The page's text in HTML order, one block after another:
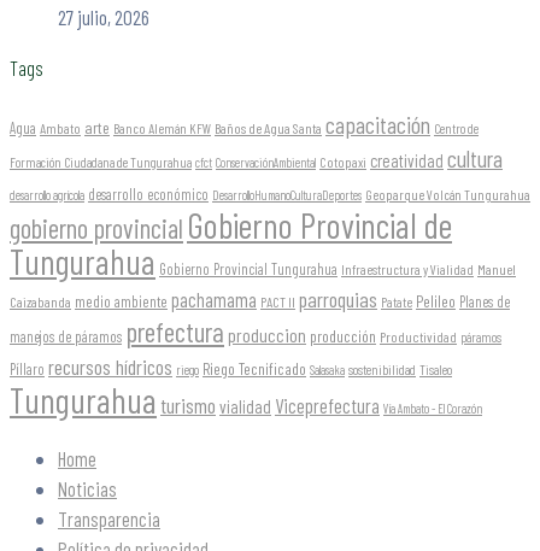
27 julio, 2026
Tags
Agua Ambato arte Banco Alemán KFW Baños de Agua Santa capacitación Centro de
Formación Ciudadana de Tungurahua cfct ConservaciónAmbiental Cotopaxi creatividad cultura
desarrollo agrícola desarrollo económico DesarrolloHumanoCulturaDeportes Geoparque Volcán Tungurahua
gobierno provincial Gobierno Provincial de
Tungurahua Gobierno Provincial Tungurahua Infraestructura y Vialidad Manuel
Caizabanda medio ambiente pachamama PACT II parroquias Patate Pelileo Planes de
manejos de páramos prefectura produccion producción Productividad páramos
Píllaro recursos hídricos riego Riego Tecnificado Salasaka sostenibilidad Tisaleo
Tungurahua turismo vialidad Viceprefectura Vía Ambato - El Corazón
Home
Noticias
Transparencia